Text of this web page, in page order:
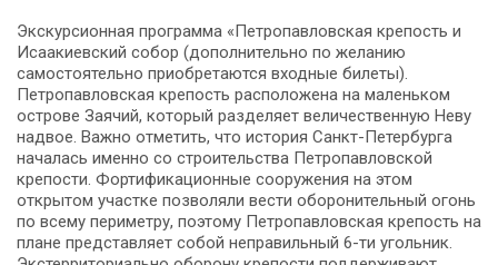
Экскурсионная программа «Петропавловская крепость и
Исаакиевский собор (дополнительно по желанию
самостоятельно приобретаются входные билеты).
Петропавловская крепость расположена на маленьком
острове Заячий, который разделяет величественную Неву
надвое. Важно отметить, что история Санкт-Петербурга
началась именно со строительства Петропавловской
крепости. Фортификационные сооружения на этом
открытом участке позволяли вести оборонительный огонь
по всему периметру, поэтому Петропавловская крепость на
плане представляет собой неправильный 6-ти угольник.